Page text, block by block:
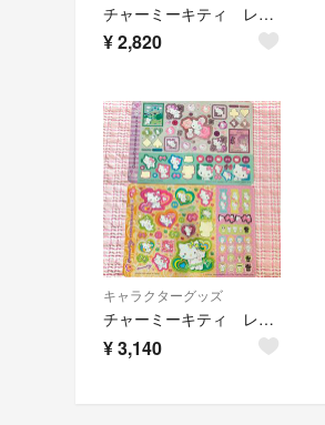
チャーミーキティ レトロ ぬいぐるみ マスコット
¥2,820
キャラクターグッズ
チャーミーキティ レア レトロ 使いかけ シール 2枚
¥3,140